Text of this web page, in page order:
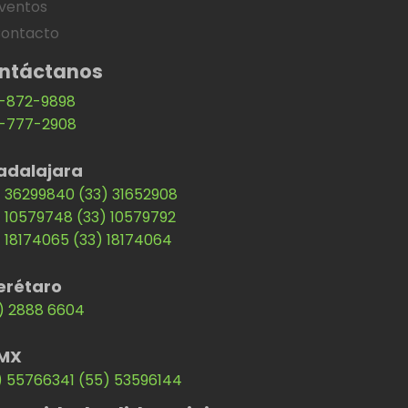
872-9898
777-2908
(33) 31652908
(33) 10579792
(33) 18174064
2888 6604
(55) 53596144